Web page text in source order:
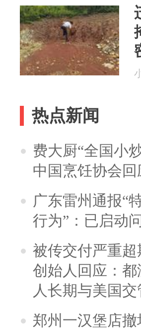
热点新闻
费大厨“全国小
中国烹饪协会回
广东雷州通报“
行为”：已启动
被传交付严重
创始人回应：
人长期与美国
郑州一汉堡店